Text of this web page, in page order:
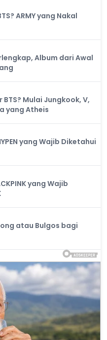
ARMY yang Nakal
Album dari Awal
Mulai Jungkook, V,
yang Atheis
yang Wajib Diketahui
yang Wajib
atau Bulgos bagi